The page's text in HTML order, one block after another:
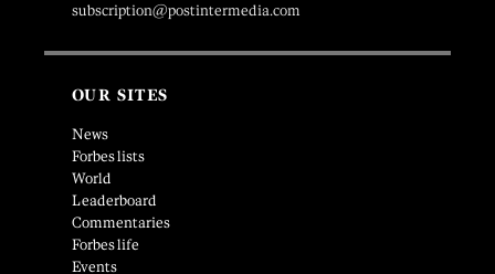
subscription@postintermedia.com
OUR SITES
News
Forbes lists
World
Leaderboard
Commentaries
Forbes life
Events